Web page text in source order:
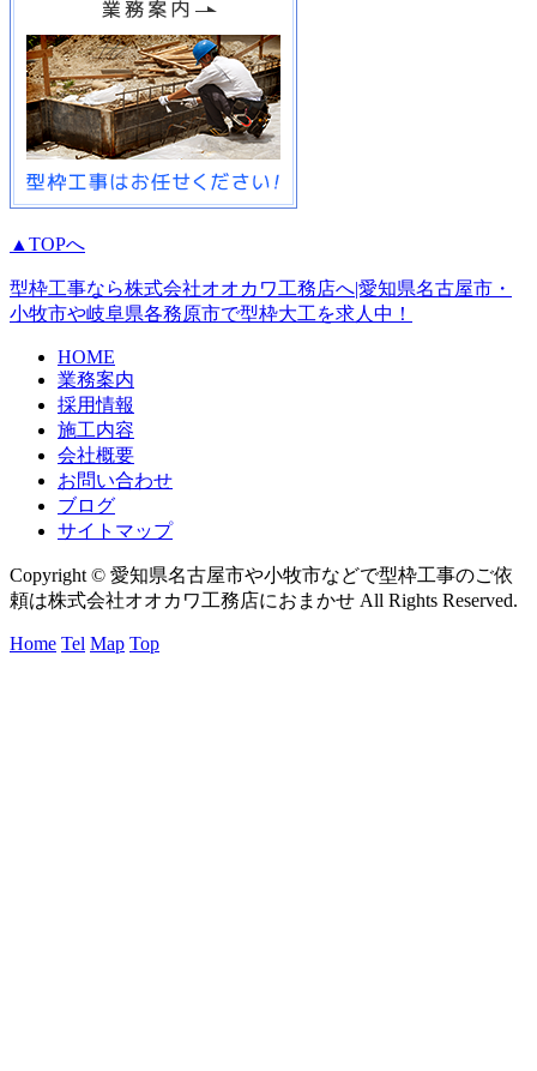
▲TOPへ
型枠工事なら株式会社オオカワ工務店へ|愛知県名古屋市・
小牧市や岐阜県各務原市で型枠大工を求人中！
HOME
業務案内
採用情報
施工内容
会社概要
お問い合わせ
ブログ
サイトマップ
Copyright © 愛知県名古屋市や小牧市などで型枠工事のご依
頼は株式会社オオカワ工務店におまかせ All Rights Reserved.
Home Tel Map Top